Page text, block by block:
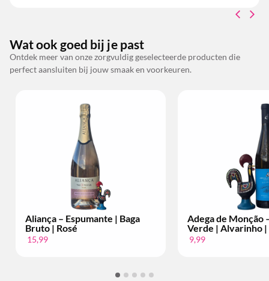
Wat ook goed bij je past
Ontdek meer van onze zorgvuldig geselecteerde producten die
perfect aansluiten bij jouw smaak en voorkeuren.
– Espumante | Baga
Rosé
Adega de Monção – Vinho
Verde | Alvarinho | Per Fles